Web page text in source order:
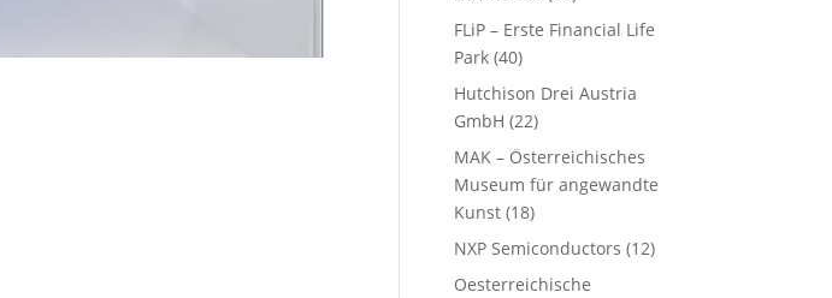
FLiP – Erste Financial Life
Park (40)
Hutchison Drei Austria
GmbH (22)
MAK – Österreichisches
Museum für angewandte
Kunst (18)
NXP Semiconductors (12)
Oesterreichische